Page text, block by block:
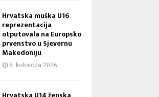
Hrvatska muška U16
reprezentacija
otputovala na Europsko
prvenstvo u Sjevernu
Makedoniju
6. kolovoza 2026.